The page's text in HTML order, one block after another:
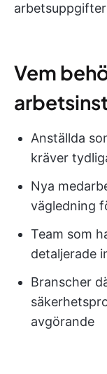
Vem
Anställda
kräver
Nya
vägledning
Team som
detaljerade
Branscher
avgörande